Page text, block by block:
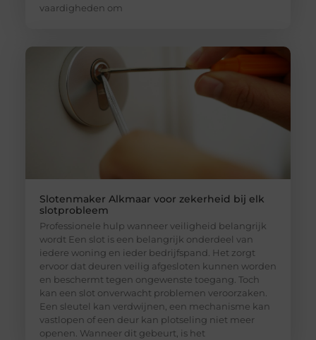
vaardigheden om
Slotenmaker Alkmaar voor zekerheid bij elk
slotprobleem
Professionele hulp wanneer veiligheid belangrijk
wordt Een slot is een belangrijk onderdeel van
iedere woning en ieder bedrijfspand. Het zorgt
ervoor dat deuren veilig afgesloten kunnen worden
en beschermt tegen ongewenste toegang. Toch
kan een slot onverwacht problemen veroorzaken.
Een sleutel kan verdwijnen, een mechanisme kan
vastlopen of een deur kan plotseling niet meer
openen. Wanneer dit gebeurt, is het